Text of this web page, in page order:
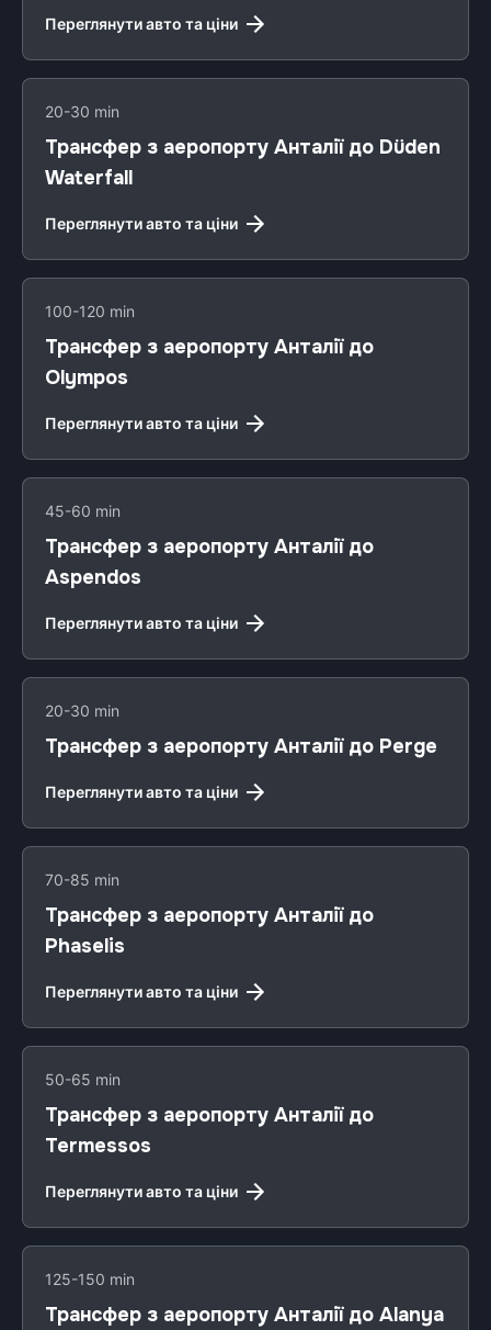
Переглянути авто та ціни
20-30 min
Трансфер з аеропорту Анталії до Düden
Waterfall
Переглянути авто та ціни
100-120 min
Трансфер з аеропорту Анталії до
Olympos
Переглянути авто та ціни
45-60 min
Трансфер з аеропорту Анталії до
Aspendos
Переглянути авто та ціни
20-30 min
Трансфер з аеропорту Анталії до Perge
Переглянути авто та ціни
70-85 min
Трансфер з аеропорту Анталії до
Phaselis
Переглянути авто та ціни
50-65 min
Трансфер з аеропорту Анталії до
Termessos
Переглянути авто та ціни
125-150 min
Трансфер з аеропорту Анталії до Alanya